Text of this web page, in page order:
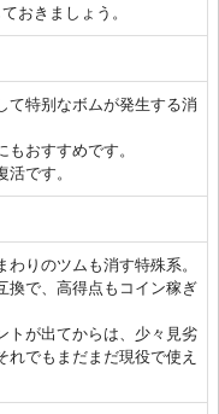
おきましょう。
て特别なボムが発生する消
おすすめです。
です。
りのツムも消す特殊系。
換で、高得点もコイン稼ぎ
トが出てからは、少々見劣
れでもまだまだ現役で使え